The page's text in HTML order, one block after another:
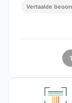
Vertaalde
1